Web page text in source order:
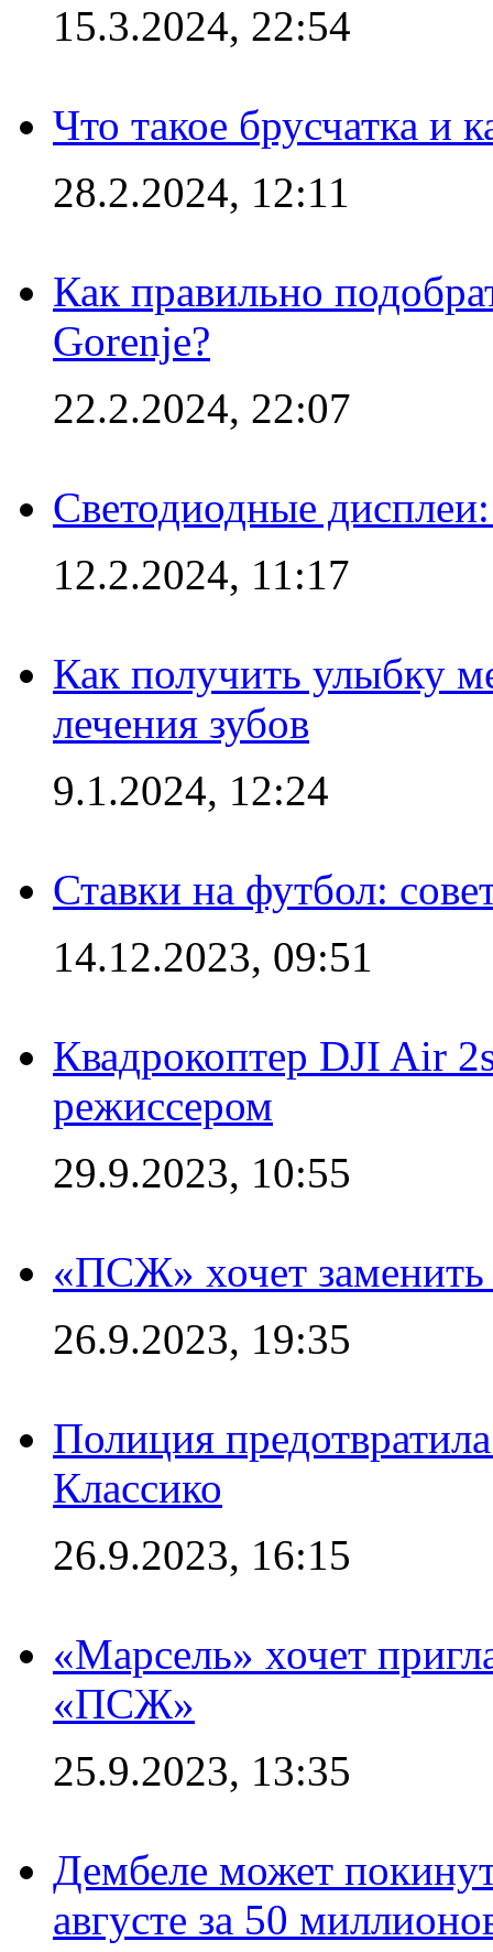
15.3.2024, 22:54
Что такое брусчатка и
28.2.2024, 12:11
Как правильно
Gorenje?
22.2.2024, 22:07
Светодиодные
12.2.2024, 11:17
Как получить улыбку
лечения зубов
9.1.2024, 12:24
Ставки на футбол:
14.12.2023, 09:51
Квадрокоптер DJI Air
режиссером
29.9.2023, 10:55
«ПСЖ» хочет
26.9.2023, 19:35
Полиция
Классико
26.9.2023, 16:15
«Марсель» хочет
«ПСЖ»
25.9.2023, 13:35
Дембеле может
августе за 50